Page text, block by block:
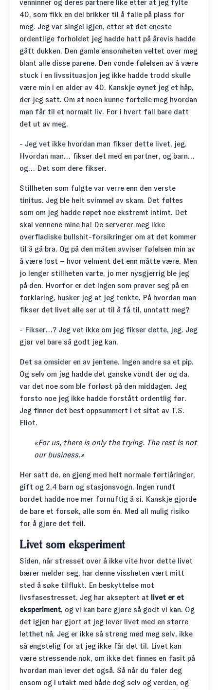
venninner og deres partnere like etter at jeg fylte
40, som fikk en del brikker til å falle på plass for
meg. Jeg var singel igjen, etter at det eneste
ordentlige forholdet jeg hadde hatt på årevis hadde
gått dukken. Den gamle ensomheten veltet over meg
blant alle disse parene. Den vonde følelsen av å være
stuck i en livssituasjon jeg ikke hadde trodd skulle
være min i en alder av 40. Kanskje øynet jeg et håp,
der jeg satt. Om at noen kunne fortelle meg hvordan
man får til et normalt liv. For i hvert fall bare datt
det ut av meg.
- Jeg vet ikke hvordan man fikser dette livet, jeg.
Hvordan man… fikser det med en partner, og barn…
og… Det som dere fikser.
Stillheten som fulgte var verre enn den verste
tinitus. Jeg ble helt svimmel av skam. Det føltes
som om jeg hadde røpet noe ekstremt intimt. Det
skal vennene mine ha! De serverer meg ikke
overfladiske bullshit-forsikringer om at det kommer
til å gå bra. Og på den måten avviser følelsen min av
å være lost – hvor velment det enn måtte være. Men
jo lenger stillheten varte, jo mer nysgjerrig ble jeg
på den. Hvorfor er det ingen som prøver seg på en
forklaring, husker jeg at jeg tenkte. På hvordan man
fikser det livet alle ser ut til å få til, unntatt meg?
- Fikser…? Jeg vet ikke om jeg fikser dette, jeg. Jeg
gjør vel bare så godt jeg kan.
Det sa omsider en av jentene. Ingen andre sa et pip.
Og selv om jeg hadde det ganske vondt der og da,
var det noe som ble forløst på den middagen. Jeg
forsto noe jeg ikke hadde forstått ordentlig før.
Jeg finner det best oppsummert i et sitat av T.S.
Eliot.
«For us, there is only the trying. The rest is not
our business.»
Her satt de, en gjeng med helt normale førtiåringer,
gift og 2,4 barn og stasjonsvogn. Ingen rundt
bordet hadde noe mer fornuftig å si. Kanskje gjorde
de bare et forsøk, alle som én. Med all mulig risiko
for å gjøre det feil.
Livet som eksperiment
Siden, når stresset over å ikke vite hvor dette livet
bærer melder seg, har denne vissheten vært mitt
sted å søke tilflukt. En beskyttelse mot
livsfasestresset. Jeg har akseptert at livet er et
eksperiment, og vi kan bare gjøre så godt vi kan. Og
det igjen har gjort at jeg lever livet med en større
letthet nå. Jeg er ikke så streng med meg selv, ikke
så engstelig for at jeg ikke får det til. Livet kan
være stressende nok, om ikke det finnes en fasit på
hvordan man lever det også. Så når du føler deg
ensom og i utakt med både deg selv og verden, og